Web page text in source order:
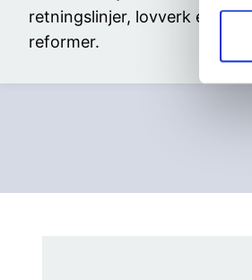
k
v
retningslinjer, lovverk eller
reformer.